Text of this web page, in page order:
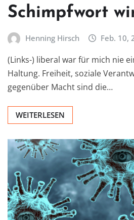
Schimpfwort
Henning Hirsch Feb. 10,
(Links-) liberal war für mich nie
Haltung. Freiheit, soziale
gegenüber Macht sind die…
WEITERLESEN